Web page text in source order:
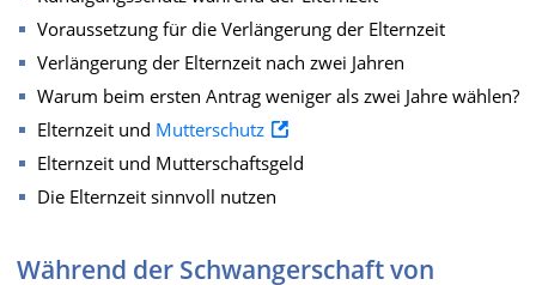
Voraussetzung für die Verlängerung der Elternzeit
Verlängerung der Elternzeit nach zwei Jahren
Warum beim ersten Antrag weniger als zwei Jahre wählen?
Elternzeit und Mutterschutz
Elternzeit und Mutterschaftsgeld
Die Elternzeit sinnvoll nutzen
Während der Schwangerschaft von